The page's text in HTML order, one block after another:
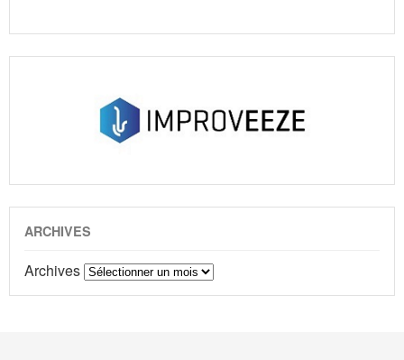
ARCHIVES
Archives